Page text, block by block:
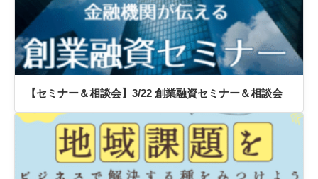
【セミナー＆相談会】3/22 創業融資セミナー＆相談会